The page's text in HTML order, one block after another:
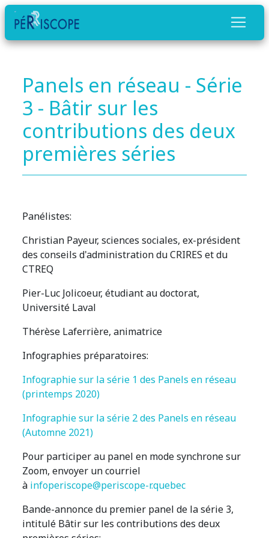
Panels en réseau - Série
3 - Bâtir sur les
contributions des deux
premières séries
Panélistes:
Christian Payeur, sciences sociales, ex-président
des conseils d'administration du CRIRES et du
CTREQ
Pier-Luc Jolicoeur, étudiant au doctorat,
Université Laval
Thérèse Laferrière, animatrice
Infographies préparatoires:
Infographie sur la série 1 des Panels en réseau
(printemps 2020)
Infographie sur la série 2 des Panels en réseau
(Automne 2021)
Pour participer au panel en mode synchrone sur
Zoom, envoyer un courriel
à infoperiscope@periscope-r.quebec
Bande-annonce du premier panel de la série 3,
intitulé Bâtir sur les contributions des deux